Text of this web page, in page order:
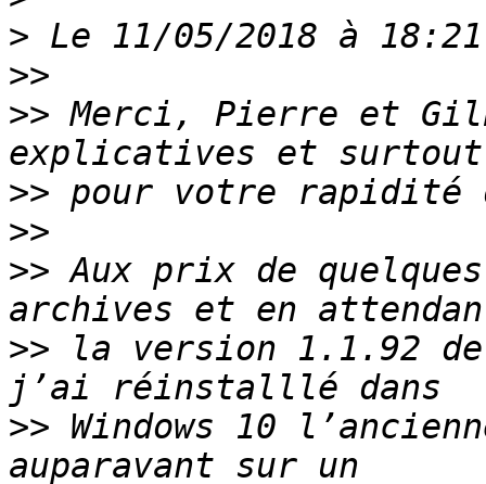
>
>>
>> Merci, Pierre et
>>
>>
>> Aux prix de
>> la version 1.1.92
>> Windows 10